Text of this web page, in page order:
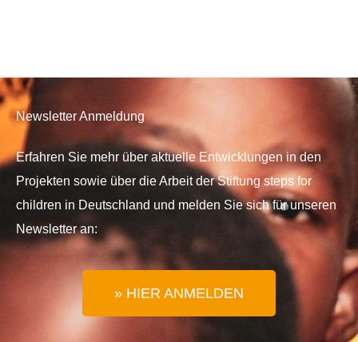
Newsletter Anmeldung
Erfahren Sie mehr über aktuelle Entwicklungen in den
Projekten sowie über die Arbeit der Stiftung steps for
children in Deutschland und melden Sie sich für unseren
Newsletter an:
» HIER ANMELDEN